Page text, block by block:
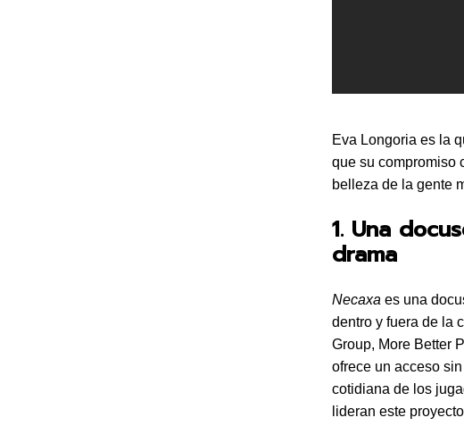
Eva Longoria es la
que su compromiso
belleza de la gente
1. Una
drama
Necaxa es una
dentro y fuera de la
Group, More Better
ofrece un acceso
cotidiana de los
lideran este